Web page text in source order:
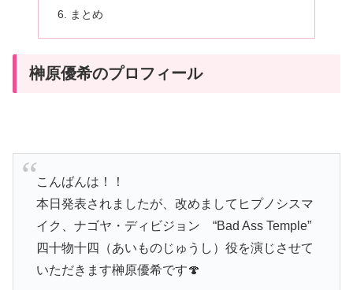
まとめ
榊原優希のプロフィール
こんばんは！！
本日発表されましたが、改めましてヒプノシスマ
イク、ナゴヤ・ディビジョン “Bad Ass Temple”
四十物十四（あいものじゅうし）役を演じさせて
いただきます榊原優希です🍄